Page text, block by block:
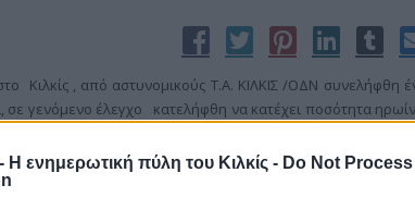
Η ενημερωτική πύλη του Κιλκίς - Do Not
Κιλκίς , από αστυνομικούς Τ.Α. ΚΙΛΚΙΣ /ΟΔΝ συνελήφθη
σε γενόμενο έλεγχο κατελήφθη να κατέχει ποσότητα
κατασχέθηκε. Ο δράστης με την σε βάρος του
Πλημ/κών Κιλκίς.